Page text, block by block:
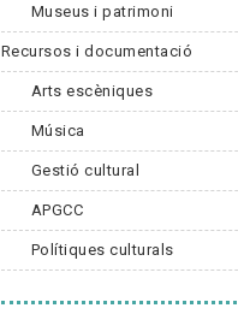
Museus i patrimoni
Recursos i documentació
Arts escèniques
Música
Gestió cultural
APGCC
Polítiques culturals